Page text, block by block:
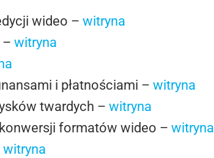
wideo – witryna
– witryna
i płatnościami – witryna
twardych – witryna
formatów wideo – witryna
witryna